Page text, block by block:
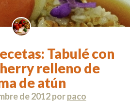
Tabulé con
relleno de
de atún
de 2012porpaco